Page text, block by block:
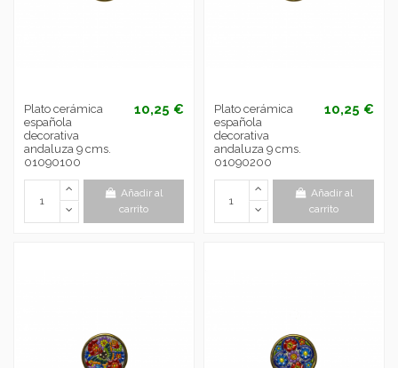
Plato cerámica
española
decorativa
andaluza 9 cms.
01090100
10,25 €
Añadir al
carrito
Plato cerámica
española
decorativa
andaluza 9 cms.
01090200
10,25 €
Añadir al
carrito